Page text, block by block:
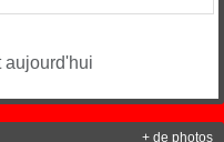
aujourd'hui
+ de photos